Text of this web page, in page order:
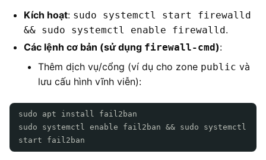
Kích hoạt: sudo systemctl start firewalld
&& sudo systemctl enable firewalld.
Các lệnh cơ bản (sử dụng firewall-cmd):
Thêm dịch vụ/cổng (ví dụ cho zone public và
lưu cấu hình vĩnh viễn):
sudo apt install fail2ban
sudo systemctl enable fail2ban && sudo systemctl
start fail2ban